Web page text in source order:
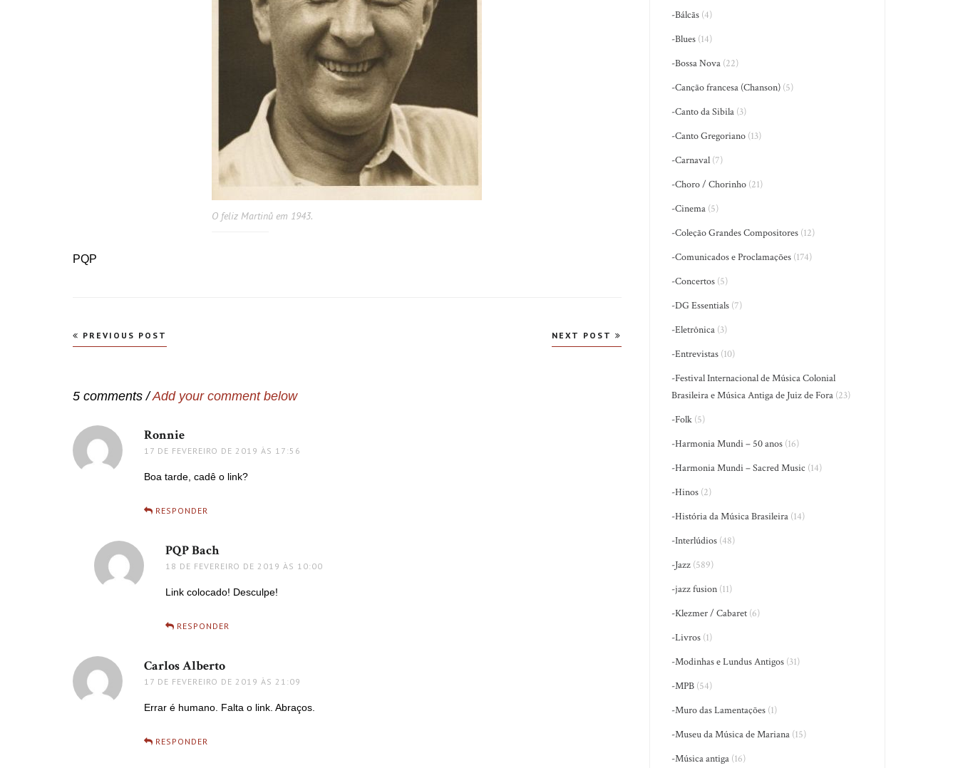
O feliz Martinů em 1943.
PQP
Navegação
PREVIOUS POST NEXT POST
5 comments /Add your comment below
Ronnie
17 DE FEVEREIRO DE 2019 ÀS 17:56
Boa tarde, cadê o link?
RESPONDER
PQP Bachdisse:
18 DE FEVEREIRO DE 2019 ÀS 10:00
Link colocado! Desculpe!
RESPONDER
Carlos Alberto
17 DE FEVEREIRO DE 2019 ÀS 21:09
Errar é humano. Falta o link. Abraços.
RESPONDER
-Bálcãs (4)
-Blues (14)
-Bossa Nova (22)
-Canção francesa (Chanson) (5)
-Canto da Sibila (3)
-Canto Gregoriano (13)
-Carnaval (7)
-Choro / Chorinho (21)
-Cinema (5)
-Coleção Grandes Compositores (12)
-Comunicados e Proclamações (174)
-Concertos (5)
-DG Essentials (7)
-Eletrônica (3)
-Entrevistas (10)
-Festival Internacional de Música Colonial
Brasileira e Música Antiga de Juiz de Fora (23)
-Folk (5)
-Harmonia Mundi – 50 anos (16)
-Harmonia Mundi – Sacred Music (14)
-Hinos (2)
-História da Música Brasileira (14)
-Interlúdios (48)
-Jazz (589)
-jazz fusion (11)
-Klezmer / Cabaret (6)
-Livros (1)
-Modinhas e Lundus Antigos (31)
-MPB (54)
-Muro das Lamentações (1)
-Museu da Música de Mariana (15)
-Música antiga (16)